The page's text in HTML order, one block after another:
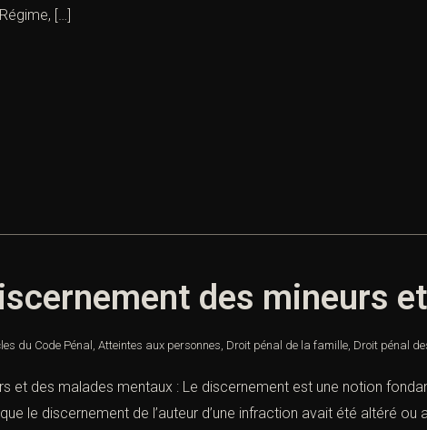
[…]
des mineurs
du Code Pénal , Atteintes aux personnes, Droit pénal de la famille, Droit pénal
et des malades mentaux : Le discernement est une notion
le discernement de l’auteur d’une infraction avait été altéré